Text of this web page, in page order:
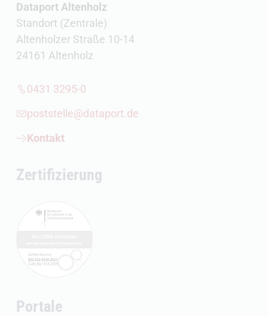
Dataport Altenholz
Standort (Zentrale)
Altenholzer Straße 10-14
24161 Altenholz
0431 3295-0
poststelle@dataport.de
Kontakt
Zertifizierung
Portale